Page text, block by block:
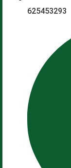
625453293